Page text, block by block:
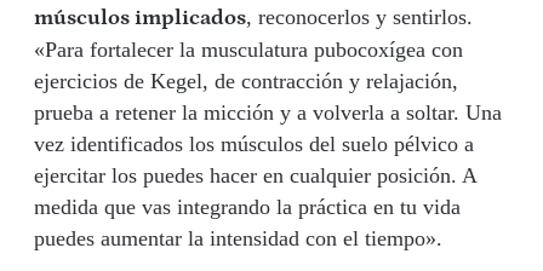
músculos implicados, reconocerlos y sentirlos.
«Para fortalecer la musculatura pubocoxígea con
ejercicios de Kegel, de contracción y relajación,
prueba a retener la micción y a volverla a soltar. Una
vez identificados los músculos del suelo pélvico a
ejercitar los puedes hacer en cualquier posición. A
medida que vas integrando la práctica en tu vida
puedes aumentar la intensidad con el tiempo».